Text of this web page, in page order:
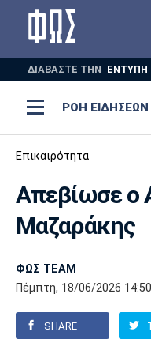
ΔΙΑΒΑΣΤΕ THN ΕΝΤΥΠΗ
ΡΟΗ ΕΙΔΗΣΕΩΝ
ΠΟΔΟΣΦΑΙΡΟ
ΒΟΛΕΪ
AUTO-MOTO
Ποδόσφαιρο
Super League 1
Super League 2
Γ Εθνική
Ελλάδα
Μπάσκετ
Ελλάδα
Εθνική
EuroLeague
Ολυμπιακοί
Βόλεϊ
Πόλο
Ολυμπιακός
Παναθηναϊκός
Επικαιρότητα
Απεβίωσε ο
Μαζαράκης
ΦΩΣ TEAM
Πέμπτη, 18/06/2026 14:50
SHARE